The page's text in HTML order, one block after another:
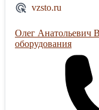
vzsto.ru
Олег Анатольевич
оборудования